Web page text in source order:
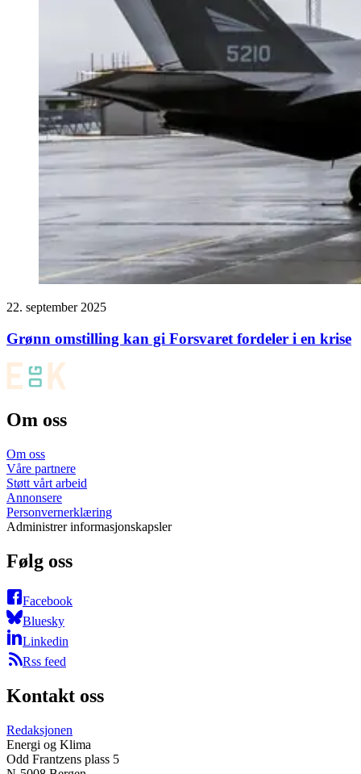
22. september 2025
Grønn omstilling kan gi Forsvaret fordeler i en krise
Om oss
Om oss
Våre partnere
Støtt vårt arbeid
Annonsere
Personvernerklæring
Administrer informasjonskapsler
Følg oss
Facebook
Bluesky
Linkedin
Rss feed
Kontakt oss
Redaksjonen
Energi og Klima
Odd Frantzens plass 5